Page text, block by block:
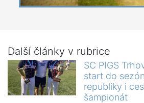
Další články v rubrice
SC PIGS
start do
republiky i
šampionát